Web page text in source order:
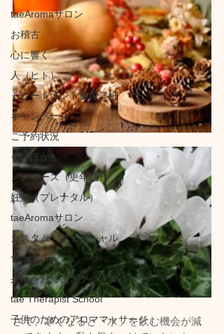
taeAromaサロン
お稽古
心に響く
人（ヒト）
トリートメント施術詳細
キャンペーン
ご予約状況
そのほか
メノポーズ（更年期）
妊娠（プレナタル）
taeAromaサロン
カスタム・フェイシャル
食/eclipse
身体を温めるオプショナル
tae Therapist School
子供のためのアロママッサージ
さて、寒くなると「水」を飲む機会が減